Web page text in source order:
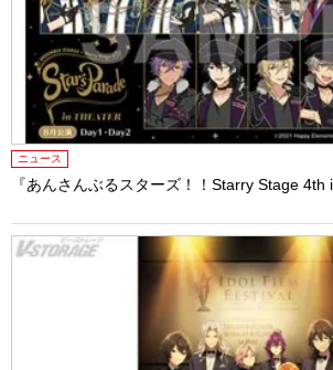
ニュース
『あんさんぶるスターズ！！Starry Stage 4th